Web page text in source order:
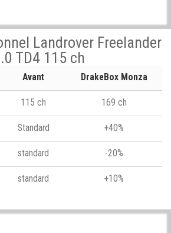
Landrover Freelander
TD4 115 ch
Avant DrakeBox Monza
115 ch 169 ch
Standard +40%
standard -20%
standard +10%